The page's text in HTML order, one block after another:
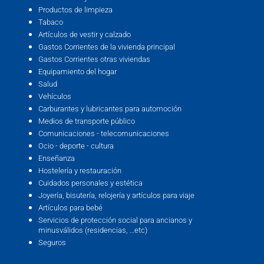
Productos de limpieza
Tabaco
Artículos de vestir y calzado
Gastos Corrientes de la vivienda principal
Gastos Corrientes otras viviendas
Equipamiento del hogar
Salud
Vehículos
Carburantes y lubricantes para automoción
Medios de transporte público
Comunicaciones - telecomunicaciones
Ocio - deporte - cultura
Enseñanza
Hostelería y restauración
Cuidados personales y estética
Joyería, bisutería, relojería y artículos para viaje
Artículos para bebé
Servicios de protección social para ancianos y
minusválidos (residencias, …etc)
Seguros